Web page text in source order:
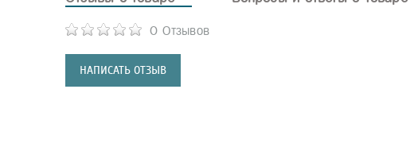
0 Отзывов
НАПИСАТЬ ОТЗЫВ